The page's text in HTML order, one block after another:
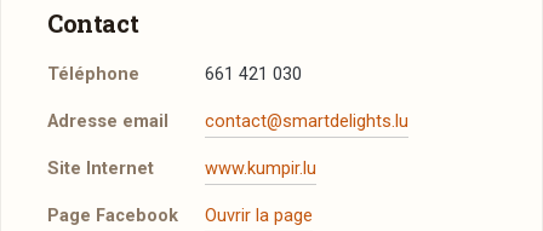
Contact
Téléphone 661 421 030
Adresse email contact@smartdelights.lu
Site Internet www.kumpir.lu
Page Facebook Ouvrir la page